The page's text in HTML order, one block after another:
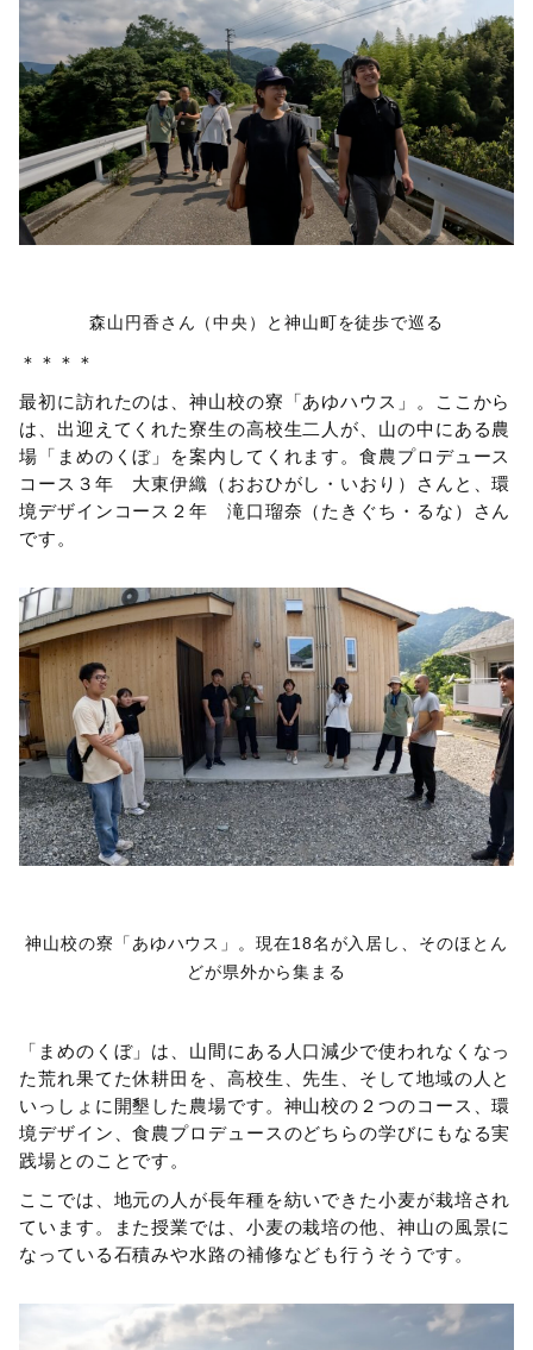
森山円香さん（中央）と神山町を徒歩で巡る
＊＊＊＊
最初に訪れたのは、神山校の寮「あゆハウス」。ここから
は、出迎えてくれた寮生の高校生二人が、山の中にある農
場「まめのくぼ」を案内してくれます。食農プロデュース
コース３年 大東伊織（おおひがし・いおり）さんと、環
境デザインコース２年 滝口瑠奈（たきぐち・るな）さん
です。
神山校の寮「あゆハウス」。現在18名が入居し、そのほとん
どが県外から集まる
「まめのくぼ」は、山間にある人口減少で使われなくなっ
た荒れ果てた休耕田を、高校生、先生、そして地域の人と
いっしょに開墾した農場です。神山校の２つのコース、環
境デザイン、食農プロデュースのどちらの学びにもなる実
践場とのことです。
ここでは、地元の人が長年種を紡いできた小麦が栽培され
ています。また授業では、小麦の栽培の他、神山の風景に
なっている石積みや水路の補修なども行うそうです。